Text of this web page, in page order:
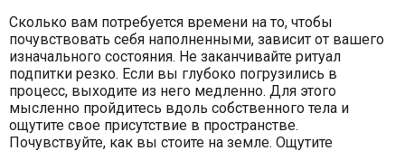
Сколько вам потребуется времени на то, чтобы
почувствовать себя наполненными, зависит от вашего
изначального состояния. Не заканчивайте ритуал
подпитки резко. Если вы глубоко погрузились в
процесс, выходите из него медленно. Для этого
мысленно пройдитесь вдоль собственного тела и
ощутите свое присутствие в пространстве.
Почувствуйте, как вы стоите на земле. Ощутите